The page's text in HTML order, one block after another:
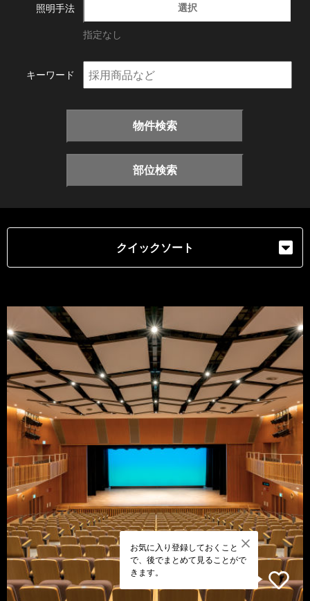
照明手法 選択
指定なし
キーワード
物件検索
部位検索
クイックソート
お気に入り登録しておくこと
で、後でまとめて見ることがで
きます。